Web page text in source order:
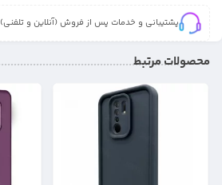
پشتیبانی و خدمات پس از فروش (آنلاین و تلفنی)
محصولات مرتبط
17%